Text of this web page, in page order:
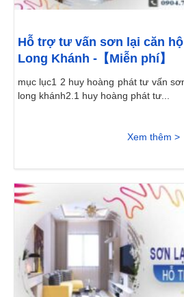
Hỗ trợ tư vấn sơn lại căn
Long Khánh -【Miễn phí】
mục lục1 2 huy hoàng phát tư vấn
long khánh2.1 huy hoàng phát tư...
Xem thêm >